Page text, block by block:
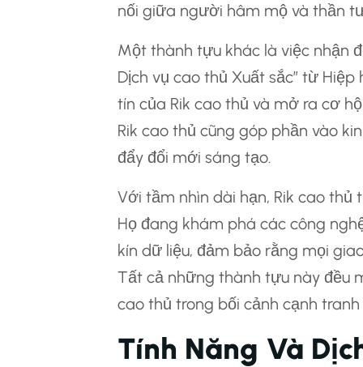
nối giữa người hâm mộ và thần
Một thành tựu khác là việc nhận
Dịch vụ cao thủ Xuất sắc” từ
tín của Rik cao thủ và mở ra cơ
Rik cao thủ cũng góp phần vào
đẩy đổi mới sáng tạo.
Với tầm nhìn dài hạn, Rik cao
Họ đang khám phá các công
kín dữ liệu, đảm bảo rằng mọi
Tất cả những thành tựu này đều
cao thủ trong bối cảnh cạnh
Tính Năng Và